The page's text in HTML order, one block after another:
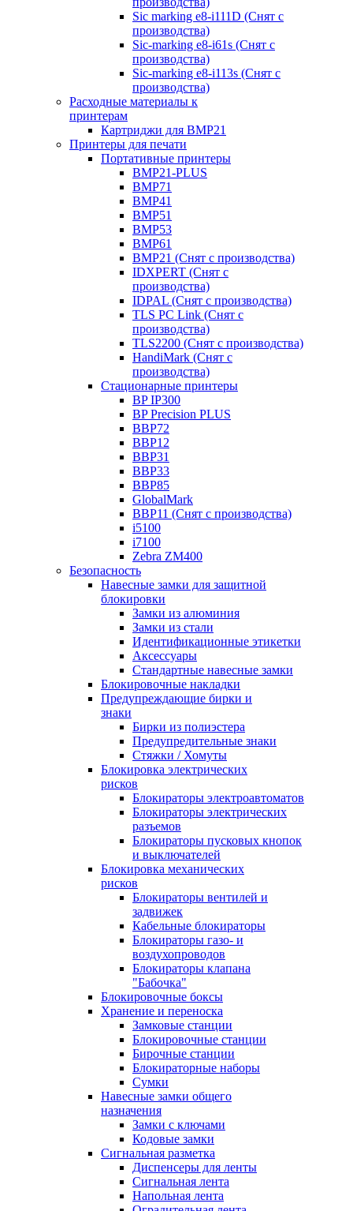
Sic marking e8-i111D (Снят с
производства)
Sic-marking e8-i61s (Снят с
производства)
Sic-marking e8-i113s (Снят с
производства)
Расходные материалы к
принтерам
Картриджи для BMP21
Принтеры для печати
Портативные принтеры
BMP21-PLUS
BMP71
BMP41
BMP51
BMP53
BMP61
BMP21 (Снят с производства)
IDXPERT (Снят с
производства)
IDPAL (Снят с производства)
TLS PC Link (Снят с
производства)
TLS2200 (Снят с производства)
HandiMark (Снят с
производства)
Стационарные принтеры
BP IP300
BP Precision PLUS
BBP72
BBP12
BBP31
BBP33
BBP85
GlobalMark
BBP11 (Снят с производства)
i5100
i7100
Zebra ZM400
Безопасность
Навесные замки для защитной
блокировки
Замки из алюминия
Замки из стали
Идентификационные этикетки
Аксессуары
Стандартные навесные замки
Блокировочные накладки
Предупреждающие бирки и
знаки
Бирки из полиэстера
Предупредительные знаки
Стяжки / Хомуты
Блокировка электрических
рисков
Блокираторы электроавтоматов
Блокираторы электрических
разъемов
Блокираторы пусковых кнопок
и выключателей
Блокировка механических
рисков
Блокираторы вентилей и
задвижек
Кабельные блокираторы
Блокираторы газо- и
воздухопроводов
Блокираторы клапана
"Бабочка"
Блокировочные боксы
Хранение и переноска
Замковые станции
Блокировочные станции
Бирочные станции
Блокираторные наборы
Сумки
Навесные замки общего
назначения
Замки с ключами
Кодовые замки
Сигнальная разметка
Диспенсеры для ленты
Сигнальная лента
Напольная лента